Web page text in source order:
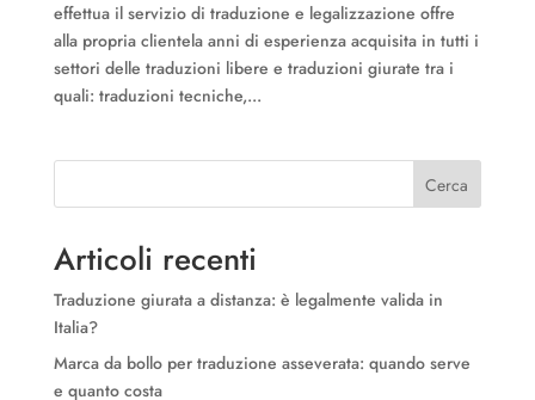
effettua il servizio di traduzione e legalizzazione offre
alla propria clientela anni di esperienza acquisita in tutti i
settori delle traduzioni libere e traduzioni giurate tra i
quali: traduzioni tecniche,...
Cerca
Articoli recenti
Traduzione giurata a distanza: è legalmente valida in
Italia?
Marca da bollo per traduzione asseverata: quando serve
e quanto costa